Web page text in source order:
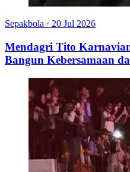
Sepakbola · 20 Jul 2026
Mendagri Tito
Bangun Kebersamaan